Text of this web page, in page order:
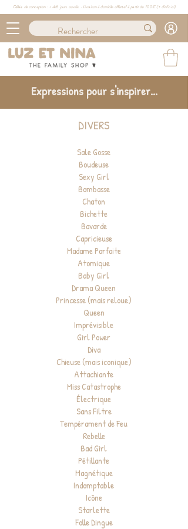
Délais de conception : ≈ 4/6 jours ouvrés · Livraison à domicile offerte* à partir de 100€ (+ d'info ici)
Expressions pour s'inspirer...
DIVERS
Sale Gosse
Boudeuse
Sexy Girl
Bombasse
Chaton
Bichette
Bavarde
Capricieuse
Madame Parfaite
Atomique
Baby Girl
Drama Queen
Princesse (mais reloue)
Queen
Imprévisible
Girl Power
Diva
Chieuse (mais iconique)
Attachiante
Miss Catastrophe
Électrique
Sans Filtre
Tempérament de Feu
Rebelle
Bad Girl
Pétillante
Magnétique
Indomptable
Icône
Starlette
Folle Dingue